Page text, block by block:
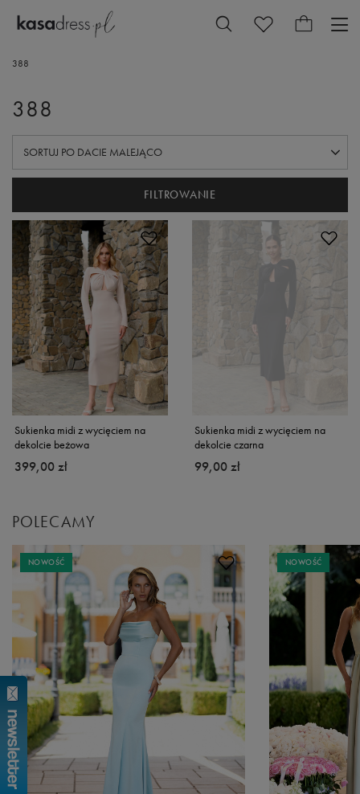
388
388
ZMIEŃ SORTOWANIE
SORTUJ PO DACIE MALEJĄCO
FILTROWANIE
Sukienka midi z wycięciem na
dekolcie beżowa
399,00 zł
Sukienka midi z wycięciem na
dekolcie czarna
99,00 zł
POLECAMY
NOWOŚĆ NOWOŚĆ